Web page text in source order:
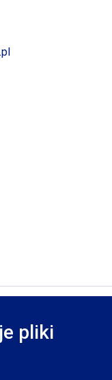
pliki